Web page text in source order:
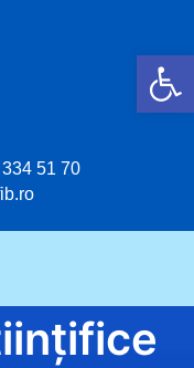
51 70